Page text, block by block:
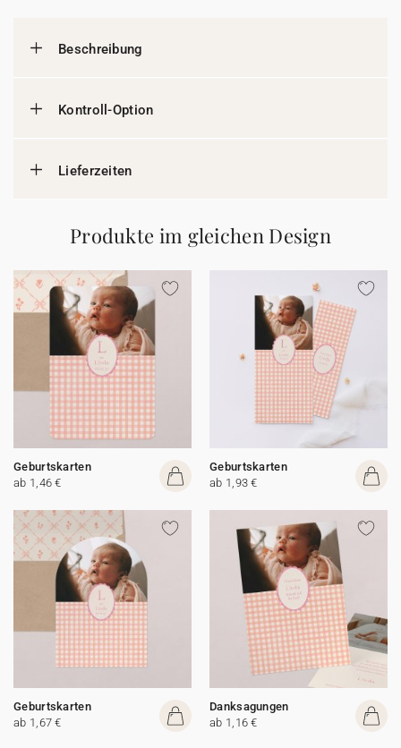
Beschreibung
Kontroll-Option
Lieferzeiten
Produkte im gleichen Design
Geburtskarten
ab 1,46 €
Geburtskarten
ab 1,93 €
Geburtskarten
ab 1,67 €
Danksagungen
ab 1,16 €